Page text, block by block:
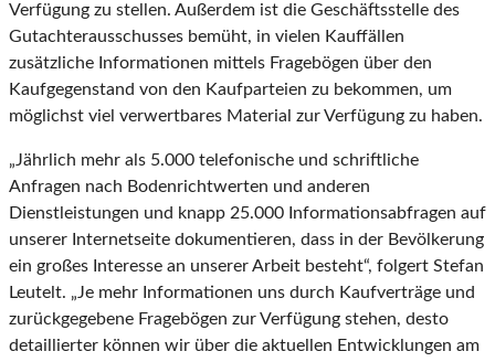
Verfügung zu stellen. Außerdem ist die Geschäftsstelle des
Gutachterausschusses bemüht, in vielen Kauffällen
zusätzliche Informationen mittels Fragebögen über den
Kaufgegenstand von den Kaufparteien zu bekommen, um
möglichst viel verwertbares Material zur Verfügung zu haben.
„Jährlich mehr als 5.000 telefonische und schriftliche
Anfragen nach Bodenrichtwerten und anderen
Dienstleistungen und knapp 25.000 Informationsabfragen auf
unserer Internetseite dokumentieren, dass in der Bevölkerung
ein großes Interesse an unserer Arbeit besteht“, folgert Stefan
Leutelt. „Je mehr Informationen uns durch Kaufverträge und
zurückgegebene Fragebögen zur Verfügung stehen, desto
detaillierter können wir über die aktuellen Entwicklungen am